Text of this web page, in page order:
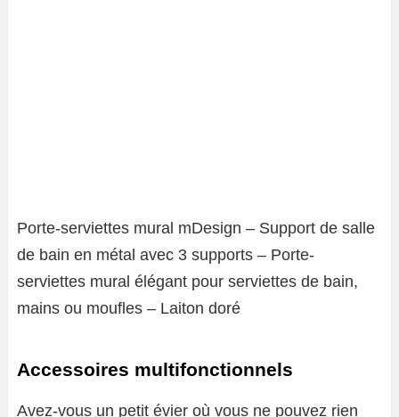
Porte-serviettes mural mDesign – Support de salle
de bain en métal avec 3 supports – Porte-
serviettes mural élégant pour serviettes de bain,
mains ou moufles – Laiton doré
Accessoires multifonctionnels
Avez-vous un petit évier où vous ne pouvez rien